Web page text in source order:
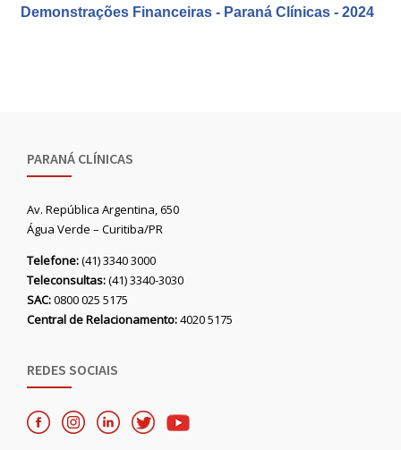
Demonstrações Financeiras - Paraná Clínicas - 2024
PARANÁ CLÍNICAS
Av. República Argentina, 650
Água Verde – Curitiba/PR
Telefone:(41) 3340 3000
Teleconsultas:(41) 3340-3030
SAC:0800 025 5175
Central de Relacionamento:4020 5175
REDES SOCIAIS